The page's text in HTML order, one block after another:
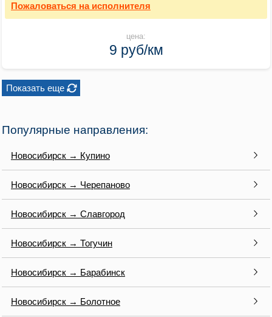
Пожаловаться на исполнителя
цена:
9 руб/км
Показать еще
Популярные направления:
Новосибирск → Купино
Новосибирск → Черепаново
Новосибирск → Славгород
Новосибирск → Тогучин
Новосибирск → Барабинск
Новосибирск → Болотное